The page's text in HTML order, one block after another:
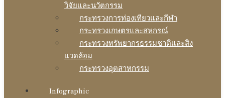
วิจัยและนวัตกรรม
กระทรวงการท่องเทียวและกีฬา
กระทรวงเกษตรและสหกรณ์
กระทรวงทรัพยากรธรรมชาติและสิง
แวดล้อม
กระทรวงอุตสาหกรรม
Infographic